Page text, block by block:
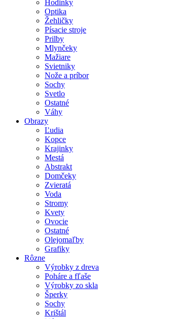
Hodinky
Optika
Žehličky
Písacie stroje
Prilby
Mlynčeky
Mažiare
Svietniky
Nože a príbor
Sochy
Svetlo
Ostatné
Váhy
Obrazy
Ľudia
Kopce
Krajinky
Mestá
Abstrakt
Domčeky
Zvieratá
Voda
Stromy
Kvety
Ovocie
Ostatné
Olejomaľby
Grafiky
Rôzne
Výrobky z dreva
Poháre a fľaše
Výrobky zo skla
Šperky
Sochy
Krištál